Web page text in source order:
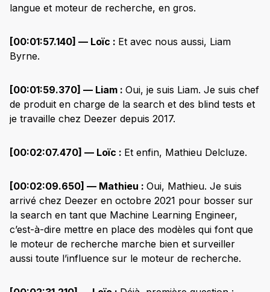
langue et moteur de recherche, en gros.
[00:01:57.140] — Loïc : Et avec nous aussi, Liam
Byrne.
[00:01:59.370] — Liam : Oui, je suis Liam. Je suis chef
de produit en charge de la search et des blind tests et
je travaille chez Deezer depuis 2017.
[00:02:07.470] — Loïc : Et enfin, Mathieu Delcluze.
[00:02:09.650] — Mathieu : Oui, Mathieu. Je suis
arrivé chez Deezer en octobre 2021 pour bosser sur
la search en tant que Machine Learning Engineer,
c’est-à-dire mettre en place des modèles qui font que
le moteur de recherche marche bien et surveiller
aussi toute l’influence sur le moteur de recherche.